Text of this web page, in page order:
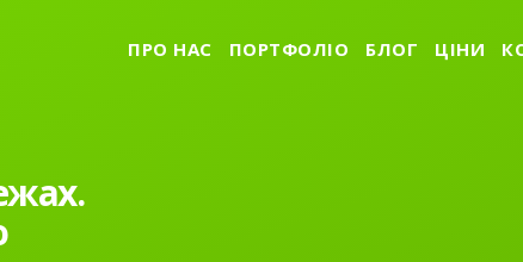
ПРО НАС ПОРТФОЛІО БЛОГ ЦІНИ